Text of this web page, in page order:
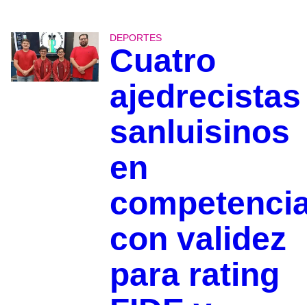
DEPORTES
Cuatro
ajedrecistas
sanluisinos
en
con validez
para rating